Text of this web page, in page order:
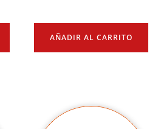
AÑADIR AL CARRITO